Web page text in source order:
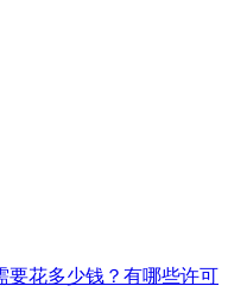
要花多少钱？有哪些许可